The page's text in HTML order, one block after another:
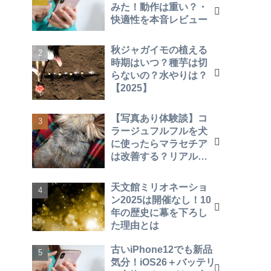
みた！動作は重い？・
快適性を本音レビュー
秋ジャガイモの植える
時期はいつ？種芋は切
らないの？水やりは？
【2025】
【写真あり体験談】コ
ラージュフルフルを犬
に使ったらマラセチア
は改善する？リアルな
天文館ミリオネーショ
ン2025は開催なし！10
年の歴史に幕を下ろし
た理由とは
古いiPhone12でも新品
気分！iOS26＋バッテリ